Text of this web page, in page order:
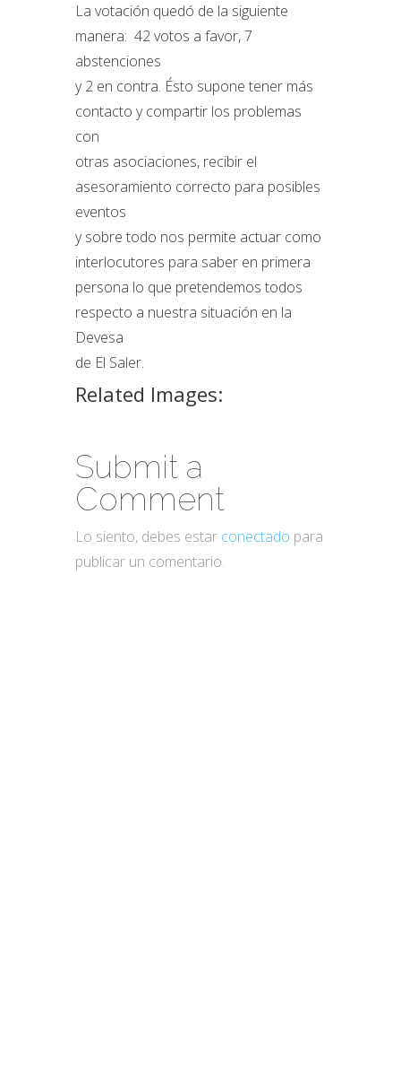
La votación quedó de la siguiente
manera: 42 votos a favor, 7
abstenciones
y 2 en contra. Ésto supone tener más
contacto y compartir los problemas
con
otras asociaciones, recibir el
asesoramiento correcto para posibles
eventos
y sobre todo nos permite actuar como
interlocutores para saber en primera
persona lo que pretendemos todos
respecto a nuestra situación en la
Devesa
de El Saler.
Related Images:
Submit a
Comment
Lo siento, debes estar conectado para
publicar un comentario.